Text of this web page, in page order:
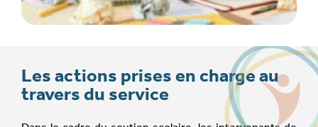
Les actions prises en charge au
travers du service